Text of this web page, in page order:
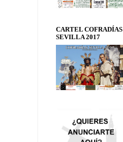
CARTEL COFRADÍAS
SEVILLA 2017